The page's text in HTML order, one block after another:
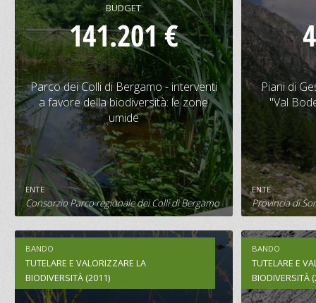
BUDGET
141.201 €
Parco dei Colli di Bergamo - interventi
a favore della biodiversità: le zone
umide
ENTE
Consorzio Parco regionale dei Colli di Bergamo
Parco dei Colli di Bergamo -
interventi a favore della biodiversità:
le zone umide
BUDGET
141.201 €
80.000 €
SCHEDA PROGETTO
Piani di
"Val
ENTE
Provincia di
Piani di
"Val
15.000
BANDO
TUTELARE E VALORIZZARE LA
BIODIVERSITÀ (2011)
BANDO
TUTELARE E
BIODIVERSITÀ